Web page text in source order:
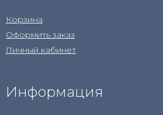
Корзина
Оформить заказ
Личный кабинет
Информация